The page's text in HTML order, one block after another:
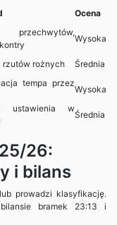
Ocena
przechwytów,
Wysoka
rzutów rożnych Średnia
tempa przez
Wysoka
ustawienia w
Średnia
26:
i bilans
prowadzi klasyfikację.
bramek 23:13 i